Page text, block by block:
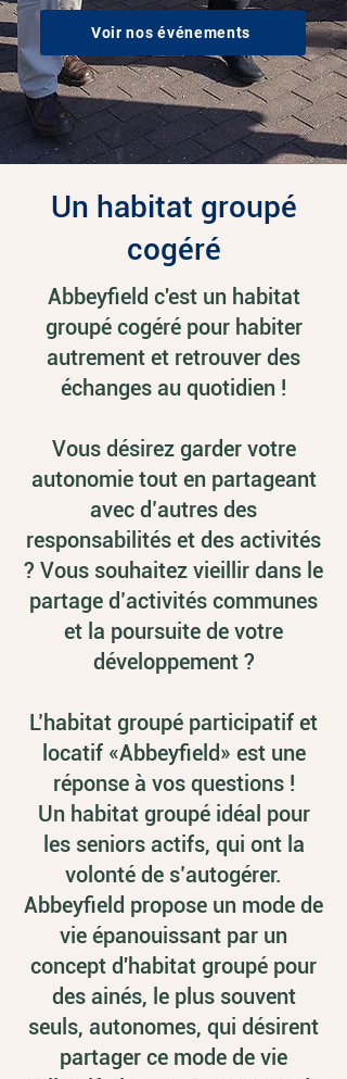
Voir nos événements
Un habitat groupé
cogéré
Abbeyfield c'est un habitat
groupé cogéré pour habiter
autrement et retrouver des
échanges au quotidien !
Vous désirez garder votre
autonomie tout en partageant
avec d’autres des
responsabilités et des activités
? Vous souhaitez vieillir dans le
partage d’activités communes
et la poursuite de votre
développement ?
L’habitat groupé participatif et
locatif «Abbeyfield» est une
réponse à vos questions !
Un habitat groupé idéal pour
les seniors actifs, qui ont la
volonté de s’autogérer.
Abbeyfield propose un mode de
vie épanouissant par un
concept d'habitat groupé pour
des ainés, le plus souvent
seuls, autonomes, qui désirent
partager ce mode de vie